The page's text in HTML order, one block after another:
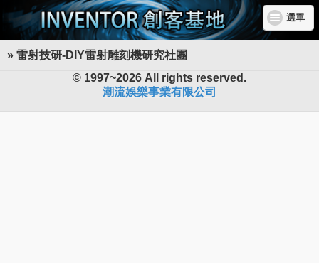
選單
» 雷射技研-DIY雷射雕刻機研究社團
INVENTOR 創客基地
© 1997~2026 All rights reserved.
潮流娛樂事業有限公司